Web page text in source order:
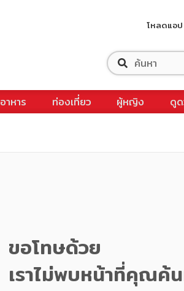
โหลดแอป
อาหาร ท่องเที่ยว ผู้หญิง ดู
ขอโทษด้วย
เราไม่พบหน้าที่คุณค้